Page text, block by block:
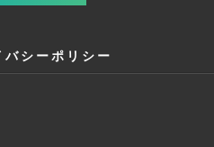
バシーポリシー